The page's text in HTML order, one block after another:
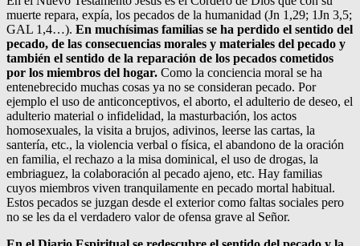
muerte repara, expía, los pecados de la humanidad (Jn 1,29; 1Jn 3,5;
GAL 1,4…). En muchísimas familias se ha perdido el sentido del
pecado, de las consecuencias morales y materiales del pecado y
también el sentido de la reparación de los pecados cometidos
por los miembros del hogar. Como la conciencia moral se ha
entenebrecido muchas cosas ya no se consideran pecado. Por
ejemplo el uso de anticonceptivos, el aborto, el adulterio de deseo, el
adulterio material o infidelidad, la masturbación, los actos
homosexuales, la visita a brujos, adivinos, leerse las cartas, la
santería, etc., la violencia verbal o física, el abandono de la oración
en familia, el rechazo a la misa dominical, el uso de drogas, la
embriaguez, la colaboración al pecado ajeno, etc. Hay familias
cuyos miembros viven tranquilamente en pecado mortal habitual.
Estos pecados se juzgan desde el exterior como faltas sociales pero
no se les da el verdadero valor de ofensa grave al Señor.